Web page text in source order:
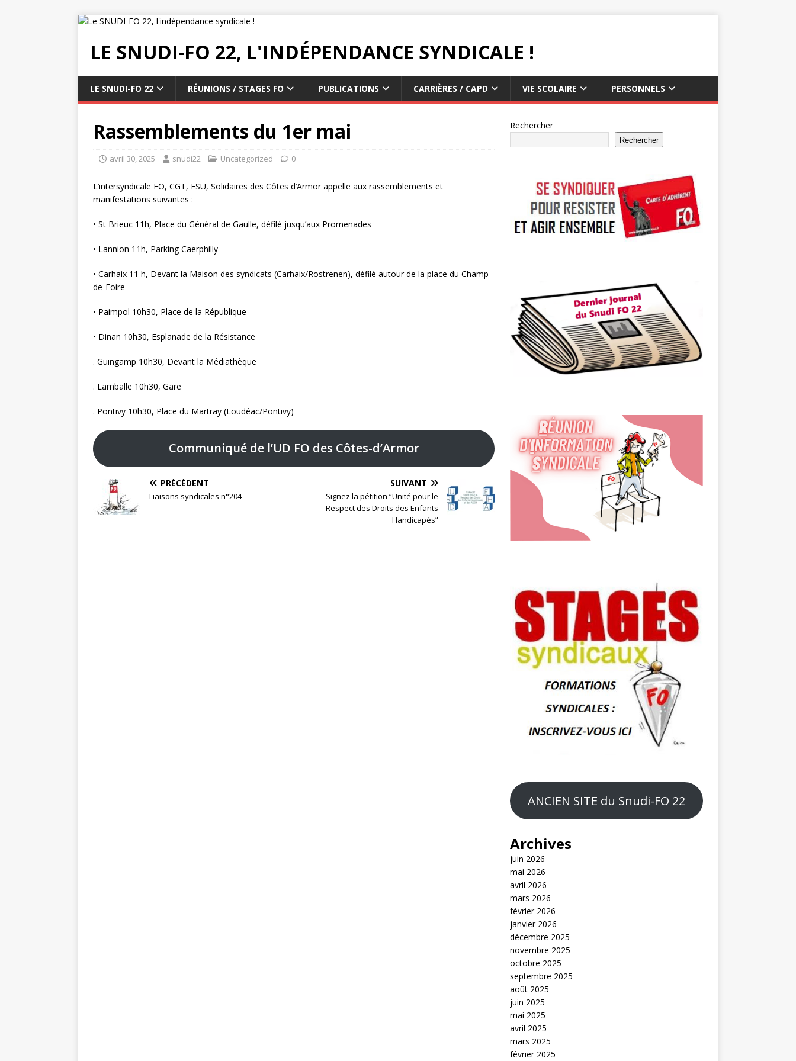
LE SNUDI-FO 22, L'INDÉPENDANCE SYNDICALE !
LE SNUDI-FO 22 RÉUNIONS / STAGES FO PUBLICATIONS CARRIÈRES / CAPD VIE SCOLAIRE PERSONNELS
Rassemblements du 1er mai
avril 30, 2025 snudi22 Uncategorized 0
L’intersyndicale FO, CGT, FSU, Solidaires des Côtes d’Armor appelle aux rassemblements et
manifestations suivantes :
• St Brieuc 11h, Place du Général de Gaulle, défilé jusqu’aux Promenades
• Lannion 11h, Parking Caerphilly
• Carhaix 11 h, Devant la Maison des syndicats (Carhaix/Rostrenen), défilé autour de la place du Champ-
de-Foire
• Paimpol 10h30, Place de la République
• Dinan 10h30, Esplanade de la Résistance
. Guingamp 10h30, Devant la Médiathèque
. Lamballe 10h30, Gare
. Pontivy 10h30, Place du Martray (Loudéac/Pontivy)
Communiqué de l’UD FO des Côtes-d’Armor
PRÉCÉDENT
Liaisons syndicales n°204
SUIVANT
Signez la pétition “Unité pour le
Respect des Droits des Enfants
Handicapés”
Rechercher
Rechercher
ANCIEN SITE du Snudi-FO 22
Archives
juin 2026
mai 2026
avril 2026
mars 2026
février 2026
janvier 2026
décembre 2025
novembre 2025
octobre 2025
septembre 2025
août 2025
juin 2025
mai 2025
avril 2025
mars 2025
février 2025